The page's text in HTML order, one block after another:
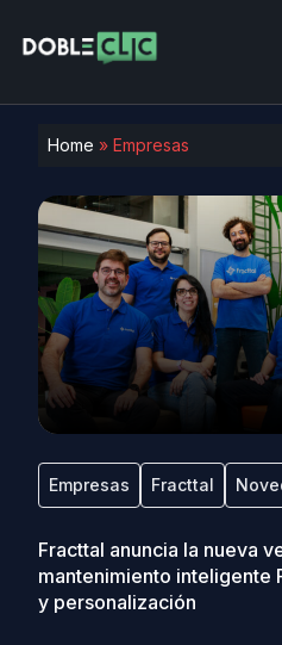
Home » Empresas
Empresas Fracttal
Fracttal anuncia la nueva
mantenimiento inteligente
y personalización